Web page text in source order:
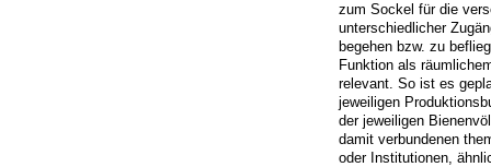
zum Sockel für die
unterschiedlicher
begehen bzw. zu
Funktion als
relevant. So ist es
jeweiligen
der jeweiligen
damit verbundenen
oder Institutionen,